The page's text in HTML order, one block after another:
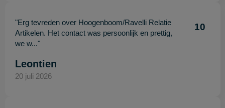
"Erg tevreden over Hoogenboom/Ravelli Relatie
Artikelen. Het contact was persoonlijk en prettig,
we w..."
10
Leontien
20 juli 2026